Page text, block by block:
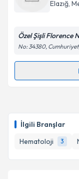
İlgili Branşlar
Hematoloji
3
Kişisel
Metni'ni
Elazığ,
Özel Şişli Florence
No: 34380,
Randevu
takvim
E-posta